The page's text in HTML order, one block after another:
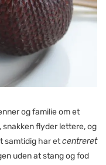
og familie om et
snakken flyder lettere, og
samtidig har etcentreret
uden at stang og fod